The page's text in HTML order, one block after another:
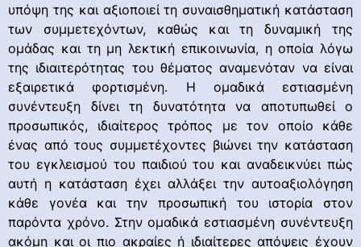
υπόψη της και αξιοποιεί τη συναισθηματική κατάσταση
των συμμετεχόντων, καθώς και τη δυναμική της
ομάδας και τη μη λεκτική επικοινωνία, η οποία λόγω
της ιδιαιτερότητας του θέματος αναμενόταν να είναι
εξαιρετικά φορτισμένη. H ομαδικά εστιασμένη
συνέντευξη δίνει τη δυνατότητα να αποτυπωθεί ο
προσωπικός, ιδιαίτερος τρόπος με τον οποίο κάθε
ένας από τους συμμετέχοντες βιώνει την κατάσταση
του εγκλεισμού του παιδιού του και αναδεικνύει πώς
αυτή η κατάσταση έχει αλλάξει την αυτοαξιολόγηση
κάθε γονέα και την προσωπική του ιστορία στον
παρόντα χρόνο. Στην ομαδικά εστιασμένη συνέντευξη
ακόμη και οι πιο ακραίες ή ιδιαίτερες απόψεις έχουν